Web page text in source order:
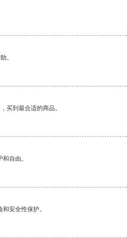
。
买到最合适的商品。
自由。
安全性保护。